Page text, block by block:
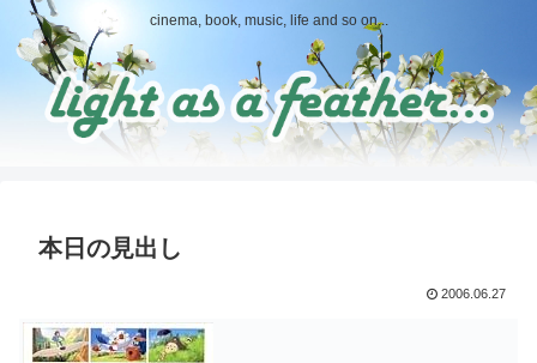
cinema, book, music, life and so on...
本日の見出し
2006.06.27